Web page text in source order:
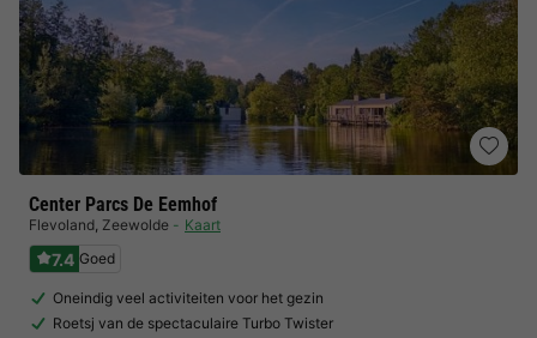
Center Parcs De Eemhof
Flevoland, Zeewolde Kaart
7.4 Goed
Oneindig veel activiteiten voor het gezin
Roetsj van de spectaculaire Turbo Twister